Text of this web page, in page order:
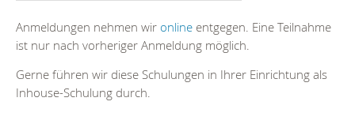
Anmeldungen nehmen wir online entgegen. Eine Teilnahme
ist nur nach vorheriger Anmeldung möglich.
Gerne führen wir diese Schulungen in Ihrer Einrichtung als
Inhouse-Schulung durch.